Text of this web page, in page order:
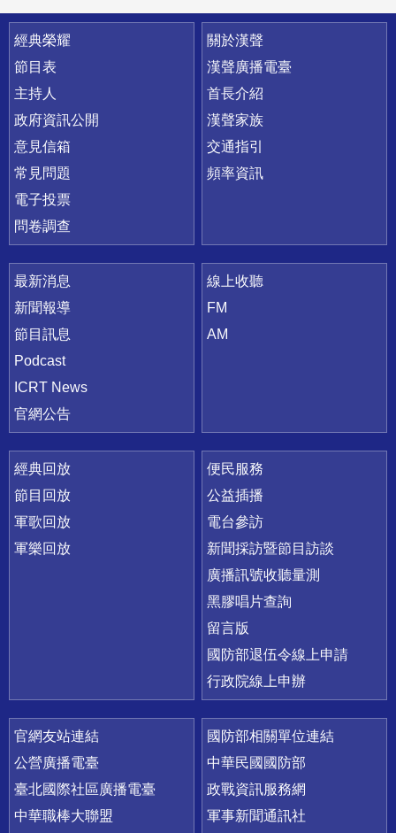
快速連結
經典榮耀
節目表
主持人
政府資訊公開
意見信箱
常見問題
電子投票
問卷調查
關於漢聲
漢聲廣播電臺
首長介紹
漢聲家族
交通指引
頻率資訊
最新消息
新聞報導
節目訊息
Podcast
ICRT News
官網公告
線上收聽
FM
AM
經典回放
節目回放
軍歌回放
軍樂回放
便民服務
公益插播
電台參訪
新聞採訪暨節目訪談
廣播訊號收聽量測
黑膠唱片查詢
留言版
國防部退伍令線上申請
行政院線上申辦
官網友站連結
公營廣播電臺
臺北國際社區廣播電臺
中華職棒大聯盟
國防部相關單位連結
中華民國國防部
政戰資訊服務網
軍事新聞通訊社